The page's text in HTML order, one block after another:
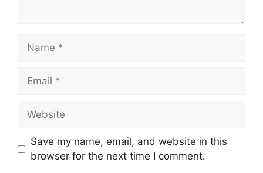
Save my name, email, and website in this
browser for the next time I comment.